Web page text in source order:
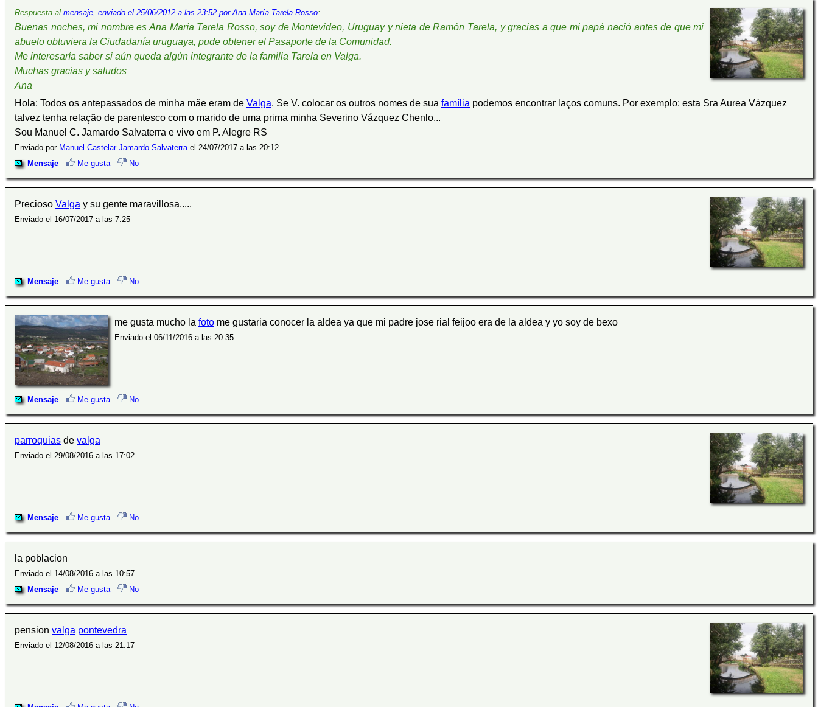
Respuesta al mensaje, enviado el 25/06/2012 a las 23:52 por Ana María Tarela Rosso:
Buenas noches, mi nombre es Ana María Tarela Rosso, soy de Montevideo, Uruguay y nieta de Ramón Tarela, y gracias a que mi papá nació antes de que mi
abuelo obtuviera la Ciudadanía uruguaya, pude obtener el Pasaporte de la Comunidad.
Me interesaría saber si aún queda algún integrante de la familia Tarela en Valga.
Muchas gracias y saludos
Ana
Hola: Todos os antepassados de minha mãe eram de Valga. Se V. colocar os outros nomes de sua família podemos encontrar laços comuns. Por exemplo: esta Sra Aurea Vázquez
talvez tenha relação de parentesco com o marido de uma prima minha Severino Vázquez Chenlo...
Sou Manuel C. Jamardo Salvaterra e vivo em P. Alegre RS
Enviado por Manuel Castelar Jamardo Salvaterrael 24/07/2017 a las 20:12
Mensaje
Me gusta No
Precioso Valga y su gente maravillosa.....
Enviado el 16/07/2017 a las 7:25
Mensaje Me gusta No
me gusta mucho la fotome gustaria conocer la aldea ya que mi padre jose rial feijoo era de la aldea y yo soy de bexo
Enviado el 06/11/2016 a las 20:35
Mensaje Me gusta No
parroquias de valga
Enviado el 29/08/2016 a las 17:02
Mensaje Me gusta No
la poblacion
Enviado el 14/08/2016 a las 10:57
Mensaje
Me gusta No
pension valga pontevedra
Enviado el 12/08/2016 a las 21:17